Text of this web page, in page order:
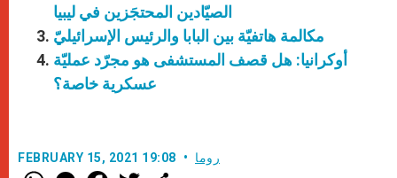
الصيّادين المحتجَزين في ليبيا
مكالمة هاتفيّة بين البابا والرئيس الإسرائيليّ
أوكرانيا: هل قصف المستشفى هو مجرّد عمليّة
عسكرية خاصة؟
FEBRUARY 15, 2021 19:08 روما
W M F